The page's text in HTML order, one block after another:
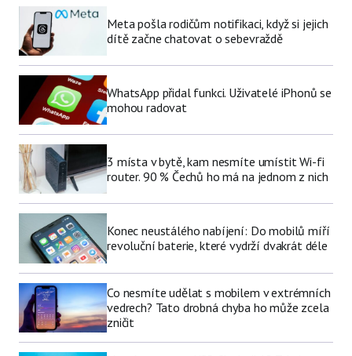
Meta pošla rodičům notifikaci, když si jejich
dítě začne chatovat o sebevraždě
WhatsApp přidal funkci. Uživatelé iPhonů se
mohou radovat
3 místa v bytě, kam nesmíte umístit Wi-fi
router. 90 % Čechů ho má na jednom z nich
Konec neustálého nabíjení: Do mobilů míří
revoluční baterie, které vydrží dvakrát déle
Co nesmíte udělat s mobilem v extrémních
vedrech? Tato drobná chyba ho může zcela
zničit